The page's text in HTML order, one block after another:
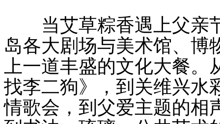
当艾草粽香遇上父亲节
岛各大剧场与美术馆、博
上一道丰盛的文化大餐
找李二狗》，到关维兴水
情歌会，到父爱主题的相